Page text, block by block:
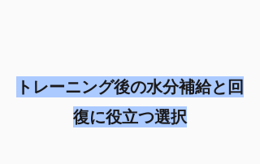
トレーニング後の水分補給と回
復に役立つ選択